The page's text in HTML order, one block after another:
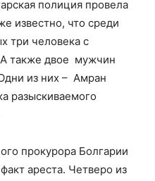
полиция провела
известно, что среди
три человека с
также двое мужчин
из них – Амран
разыскиваемого
прокурора Болгарии
ареста. Четверо из